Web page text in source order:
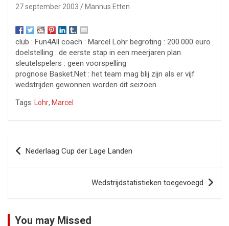
27 september 2003 Mannus Etten
club : Fun4All coach : Marcel Lohr begroting : 200.000 euro
doelstelling : de eerste stap in een meerjaren plan
sleutelspelers : geen voorspelling
prognose Basket.Net : het team mag blij zijn als er vijf
wedstrijden gewonnen worden dit seizoen
Tags: Lohr, Marcel
Bericht
navigatie
Nederlaag Cup der Lage Landen
Wedstrijdstatistieken toegevoegd
You may Missed